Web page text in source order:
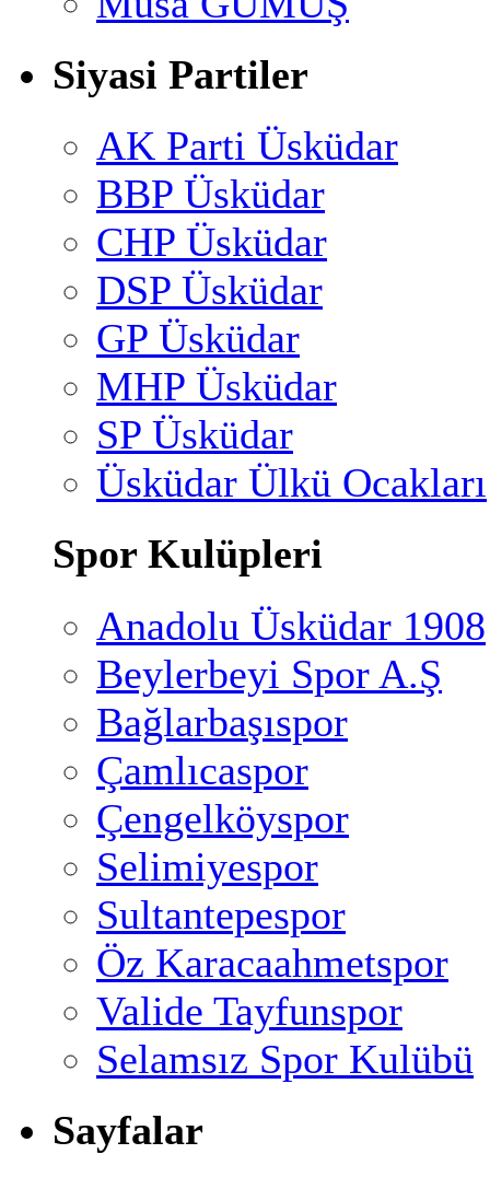
Siyasi Partiler
AK Parti Üsküdar
BBP Üsküdar
CHP Üsküdar
DSP Üsküdar
GP Üsküdar
MHP Üsküdar
SP Üsküdar
Üsküdar Ülkü Ocakları
Spor Kulüpleri
Anadolu Üsküdar 1908
Beylerbeyi Spor A.Ş
Bağlarbaşıspor
Çamlıcaspor
Çengelköyspor
Selimiyespor
Sultantepespor
Öz Karacaahmetspor
Valide Tayfunspor
Selamsız Spor Kulübü
Sayfalar